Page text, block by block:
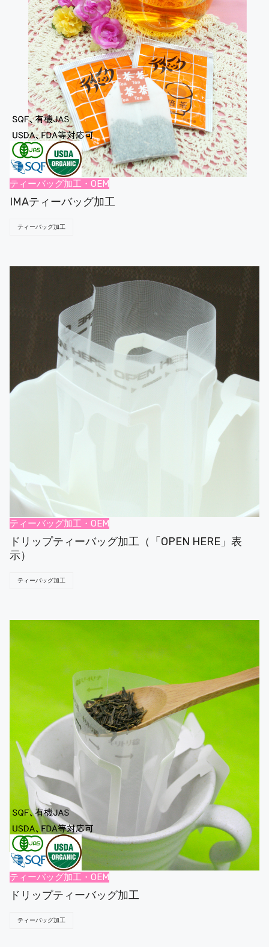
ティーバッグ加工・OEM
IMAティーバッグ加工
ティーバッグ加工
ティーバッグ加工・OEM
ドリップティーバッグ加工（「OPEN HERE」表
示）
ティーバッグ加工
ティーバッグ加工・OEM
ドリップティーバッグ加工
ティーバッグ加工